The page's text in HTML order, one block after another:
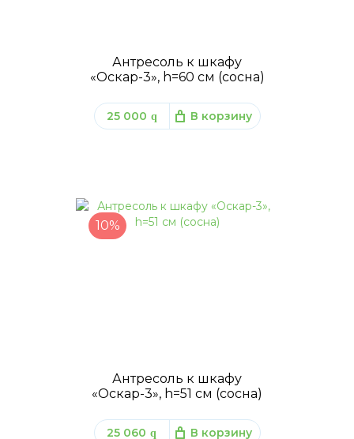
Антресоль к шкафу
«Оскар-3», h=60 см (сосна)
25 000 q В корзину
10%
Антресоль к шкафу
«Оскар-3», h=51 см (сосна)
25 060 q В корзину